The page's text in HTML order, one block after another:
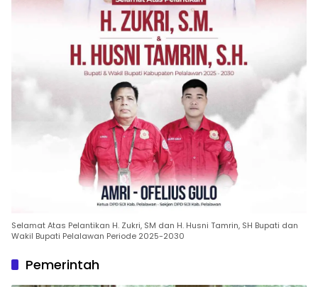
Selamat Atas Pelantikan H. Zukri, SM dan H. Husni Tamrin, SH Bupati dan
Wakil Bupati Pelalawan Periode 2025-2030
Pemerintah